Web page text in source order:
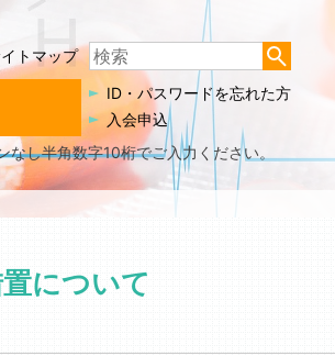
トマップ 検
結
果:
%s
ID・パスワードを忘れた方
入会申込
し半角数字10桁でご入力ください。
について